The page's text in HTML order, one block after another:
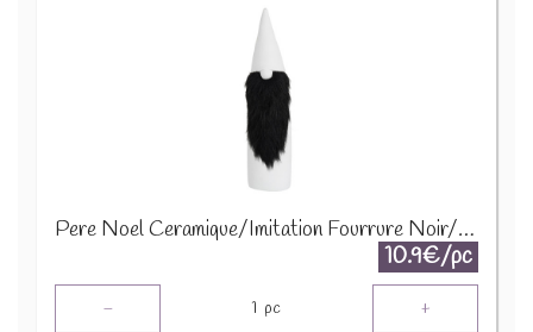
Pere Noel Ceramique/Imitation Fourrure Noir/Blanc Large 86755
10.9€/pc
- 1 pc +